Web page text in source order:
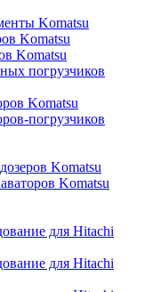
Komatsu
Komatsu
Komatsu
погрузчиков
Komatsu
погрузчиков
Komatsu
Komatsu
для Hitachi
для Hitachi